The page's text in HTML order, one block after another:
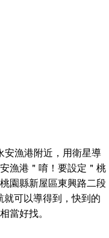
安漁港附近，用衛星導
漁港＂唷！要設定＂桃
園縣新屋區東興路二段
就可以導得到，快到的
當好找。